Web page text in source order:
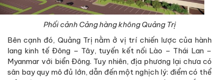
Phối cảnh Cảng hàng không Quảng Trị
Bên cạnh đó, Quảng Trị nằm ở vị trí chiến lược của hành
lang kinh tế Đông – Tây, tuyến kết nối Lào – Thái Lan –
Myanmar với biển Đông. Tuy nhiên, địa phương lại chưa có
sân bay quy mô đủ lớn, dẫn đến một nghịch lý: điểm có thể